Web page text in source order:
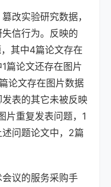
改实验研究数据，
信行为。反映的
其中4篇论文存在
篇论文还存在图片
论文存在图片数据
表的其它未被反映
片重复发表问题，1
问题论文中，2篇
议的服务采购手